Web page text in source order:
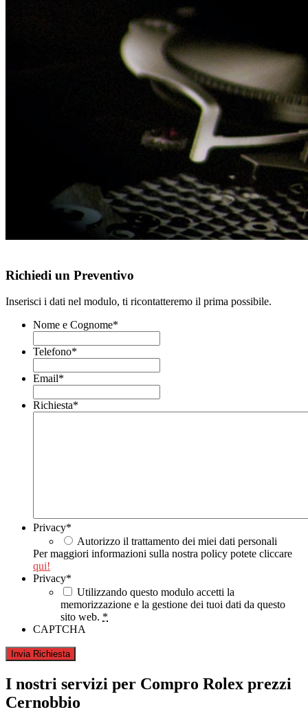
Richiedi un Preventivo
Inserisci i dati nel modulo, ti ricontatteremo il prima possibile.
Nome e Cognome*
Telefono*
Email*
Richiesta*
Privacy*
Autorizzo il trattamento dei miei dati personali
Per maggiori informazioni sulla nostra policy potete cliccare
qui!
Privacy*
Utilizzando questo modulo accetti la
memorizzazione e la gestione dei tuoi dati da questo
sito web. *
CAPTCHA
I nostri servizi per Compro Rolex prezzi
Cernobbio